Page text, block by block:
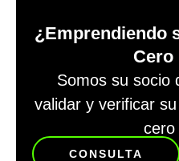
¿Emprendiendo
Cero
Somos su socio
validar y verificar
cero
CONSULTA